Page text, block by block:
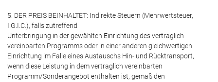
5. DER PREIS BEINHALTET: Indirekte Steuern (Mehrwertsteuer,
I.G.I.C.), falls zutreffend
Unterbringung in der gewählten Einrichtung des vertraglich
vereinbarten Programms oder in einer anderen gleichwertigen
Einrichtung im Falle eines Austauschs Hin- und Rücktransport,
wenn diese Leistung in dem vertraglich vereinbarten
Programm/Sonderangebot enthalten ist, gemäß den